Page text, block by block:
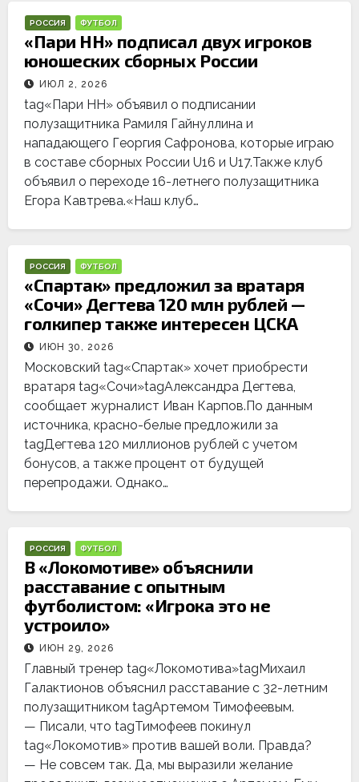
РОССИЯ ФУТБОЛ
«Пари НН» подписал двух игроков
юношеских сборных России
ИЮЛ 2, 2026
tag«Пари НН» объявил о подписании
полузащитника Рамиля Гайнуллина и
нападающего Георгия Сафронова, которые играю
в составе сборных России U16 и U17.Также клуб
объявил о переходе 16-летнего полузащитника
Егора Кавтрева.«Наш клуб…
РОССИЯ ФУТБОЛ
«Спартак» предложил за вратаря
«Сочи» Дегтева 120 млн рублей —
голкипер также интересен ЦСКА
ИЮН 30, 2026
Московский tag«Спартак» хочет приобрести
вратаря tag«Сочи»tagАлександра Дегтева,
сообщает журналист Иван Карпов.По данным
источника, красно-белые предложили за
tagДегтева 120 миллионов рублей с учетом
бонусов, а также процент от будущей
перепродажи. Однако…
РОССИЯ ФУТБОЛ
В «Локомотиве» объяснили
расставание с опытным
футболистом: «Игрока это не
устроило»
ИЮН 29, 2026
Главный тренер tag«Локомотива»tagМихаил
Галактионов объяснил расставание с 32-летним
полузащитником tagАртемом Тимофеевым.
— Писали, что tagТимофеев покинул
tag«Локомотив» против вашей воли. Правда?
— Не совсем так. Да, мы выразили желание